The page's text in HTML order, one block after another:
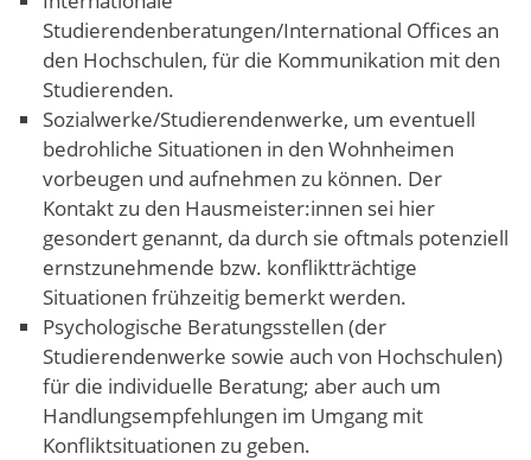
Studierendenberatungen/International Offices an
den Hochschulen, für die Kommunikation mit den
Studierenden.
Sozialwerke/Studierendenwerke, um eventuell
bedrohliche Situationen in den Wohnheimen
vorbeugen und aufnehmen zu können. Der
Kontakt zu den Hausmeister:innen sei hier
gesondert genannt, da durch sie oftmals potenziell
ernstzunehmende bzw. konfliktträchtige
Situationen frühzeitig bemerkt werden.
Psychologische Beratungsstellen (der
Studierendenwerke sowie auch von Hochschulen)
für die individuelle Beratung; aber auch um
Handlungsempfehlungen im Umgang mit
Konfliktsituationen zu geben.